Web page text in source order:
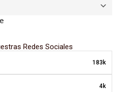
Redes Sociales
183k
4k